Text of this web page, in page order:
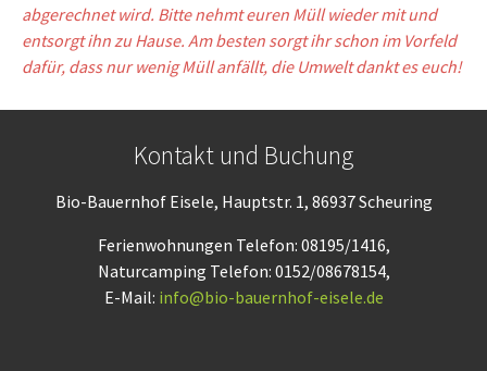
abgerechnet wird. Bitte nehmt euren Müll wieder mit und
entsorgt ihn zu Hause. Am besten sorgt ihr schon im Vorfeld
dafür, dass nur wenig Müll anfällt, die Umwelt dankt es euch!
Kontakt und Buchung
Bio-Bauernhof Eisele, Hauptstr. 1, 86937 Scheuring
Ferienwohnungen Telefon: 08195/1416,
Naturcamping Telefon: 0152/08678154,
E-Mail: info@bio-bauernhof-eisele.de